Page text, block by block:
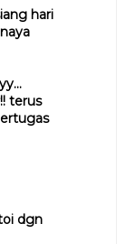
hari
terus
dgn